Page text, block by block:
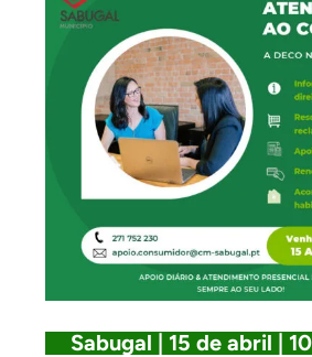
Sabugal | 15 de abril |